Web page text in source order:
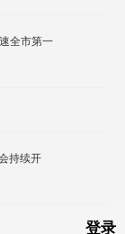
全市第一
持续开
登录